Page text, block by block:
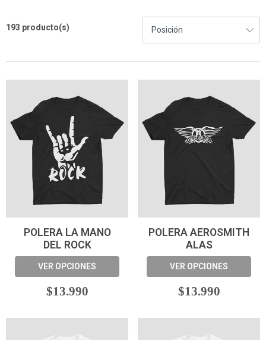
193 producto(s)
POLERA LA MANO
DEL ROCK
VER OPCIONES
$13.990
POLERA AEROSMITH
ALAS
VER OPCIONES
$13.990